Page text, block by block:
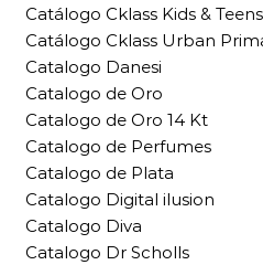
Catálogo Cklass Kids &
Catálogo Cklass Urban
Catalogo Danesi
Catalogo de Oro
Catalogo de Oro 14 Kt
Catalogo de Perfumes
Catalogo de Plata
Catalogo Digital ilusion
Catalogo Diva
Catalogo Dr Scholls